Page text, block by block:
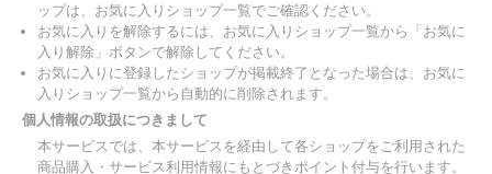
ップは、お気に入りショップ一覧でご確認ください。
お気に入りを解除するには、お気に入りショップ一覧から「お気に
入り解除」ボタンで解除してください。
お気に入りに登録したショップが掲載終了となった場合は、お気に
入りショップ一覧から自動的に削除されます。
個人情報の取扱につきまして
本サービスでは、本サービスを経由して各ショップをご利用された
商品購入・サービス利用情報にもとづきポイント付与を行います。